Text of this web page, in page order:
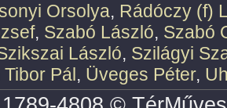
Orsolya, Rádóczy (f)
, Szabó László, Szabó
László, Szilágyi
Tibor Pál, Üveges Péter,